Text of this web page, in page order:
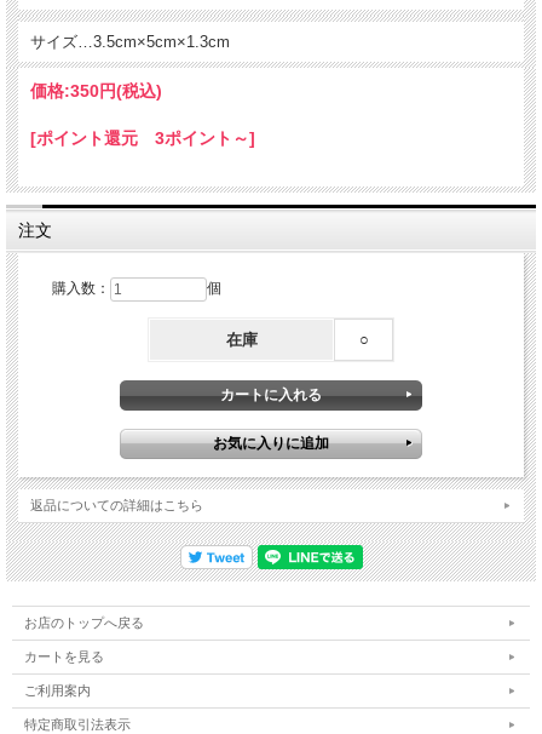
サイズ…3.5cm×5cm×1.3cm
価格:350円(税込)
[ポイント還元 3ポイント～]
注文
購入数： 個
在庫 ○
返品についての詳細はこちら
お店のトップへ戻る
カートを見る
ご利用案内
特定商取引法表示